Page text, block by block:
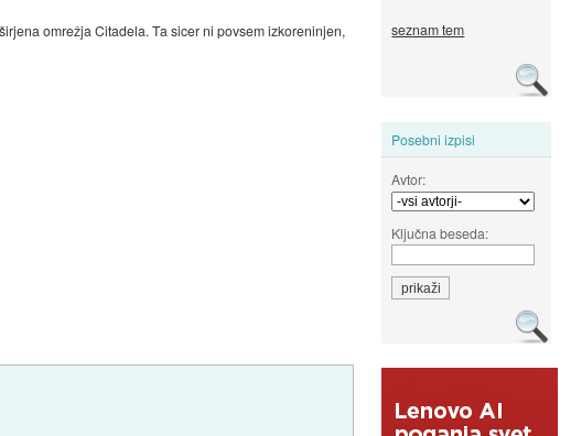
seznam tem
Posebni izpisi
Avtor:
Ključna beseda:
omrežja Citadela. Ta sicer ni povsem izkoreninjen,